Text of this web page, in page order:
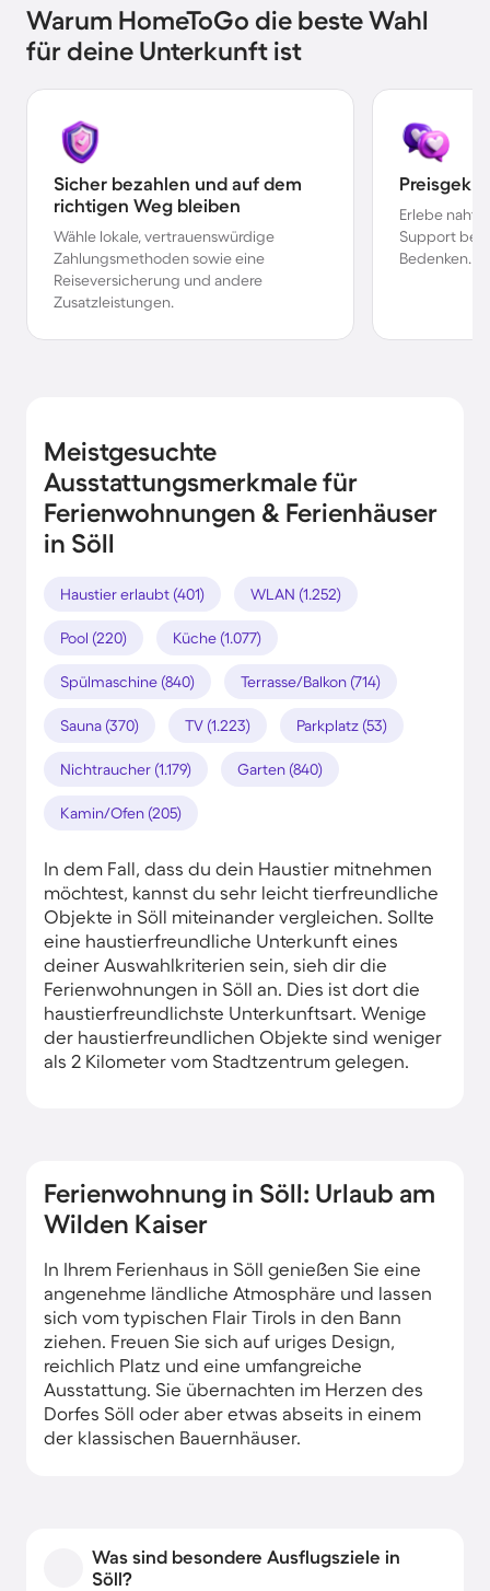
Warum HomeToGo die beste Wahl
für deine Unterkunft ist
Sicher bezahlen und auf dem
richtigen Weg bleiben
Wähle lokale, vertrauenswürdige
Zahlungsmethoden sowie eine
Reiseversicherung und andere
Zusatzleistungen.
Erlebe
Support bei
Bedenken.
Meistgesuchte
Ausstattungsmerkmale für
Ferienwohnungen & Ferienhäuser
in Söll
Haustier erlaubt (401) WLAN (1.252)
Pool (220) Küche (1.077)
Spülmaschine (840) Terrasse/Balkon (714)
Sauna (370) TV (1.223) Parkplatz (53)
Nichtraucher (1.179) Garten (840)
Kamin/Ofen (205)
In dem Fall, dass du dein Haustier mitnehmen
möchtest, kannst du sehr leicht tierfreundliche
Objekte in Söll miteinander vergleichen. Sollte
eine haustierfreundliche Unterkunft eines
deiner Auswahlkriterien sein, sieh dir die
Ferienwohnungen in Söll an. Dies ist dort die
haustierfreundlichste Unterkunftsart. Wenige
der haustierfreundlichen Objekte sind weniger
als 2 Kilometer vom Stadtzentrum gelegen.
Ferienwohnung in Söll: Urlaub am
Wilden Kaiser
In Ihrem Ferienhaus in Söll genießen Sie eine
angenehme ländliche Atmosphäre und lassen
sich vom typischen Flair Tirols in den Bann
ziehen. Freuen Sie sich auf uriges Design,
reichlich Platz und eine umfangreiche
Ausstattung. Sie übernachten im Herzen des
Dorfes Söll oder aber etwas abseits in einem
der klassischen Bauernhäuser.
Was sind besondere Ausflugsziele in
Söll?